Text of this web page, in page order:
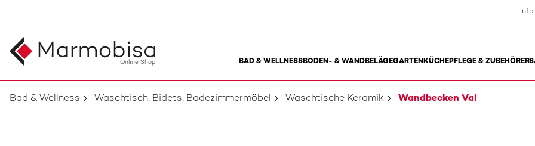
Online Shop BAD & WELLNESSBODEN- & WANDBELÄGEGARTENKÜCHEPFLEGE & ZUBEHÖR
Info
Bad & Wellness Waschtisch, Bidets, Badezimmermöbel Waschtische Keramik Wandbecken Val